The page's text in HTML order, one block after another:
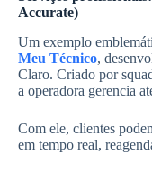
Accurate)
Um exemplo
Meu Técnico,
Claro. Criado por
a operadora gerencia
Com ele, clientes
em tempo real,